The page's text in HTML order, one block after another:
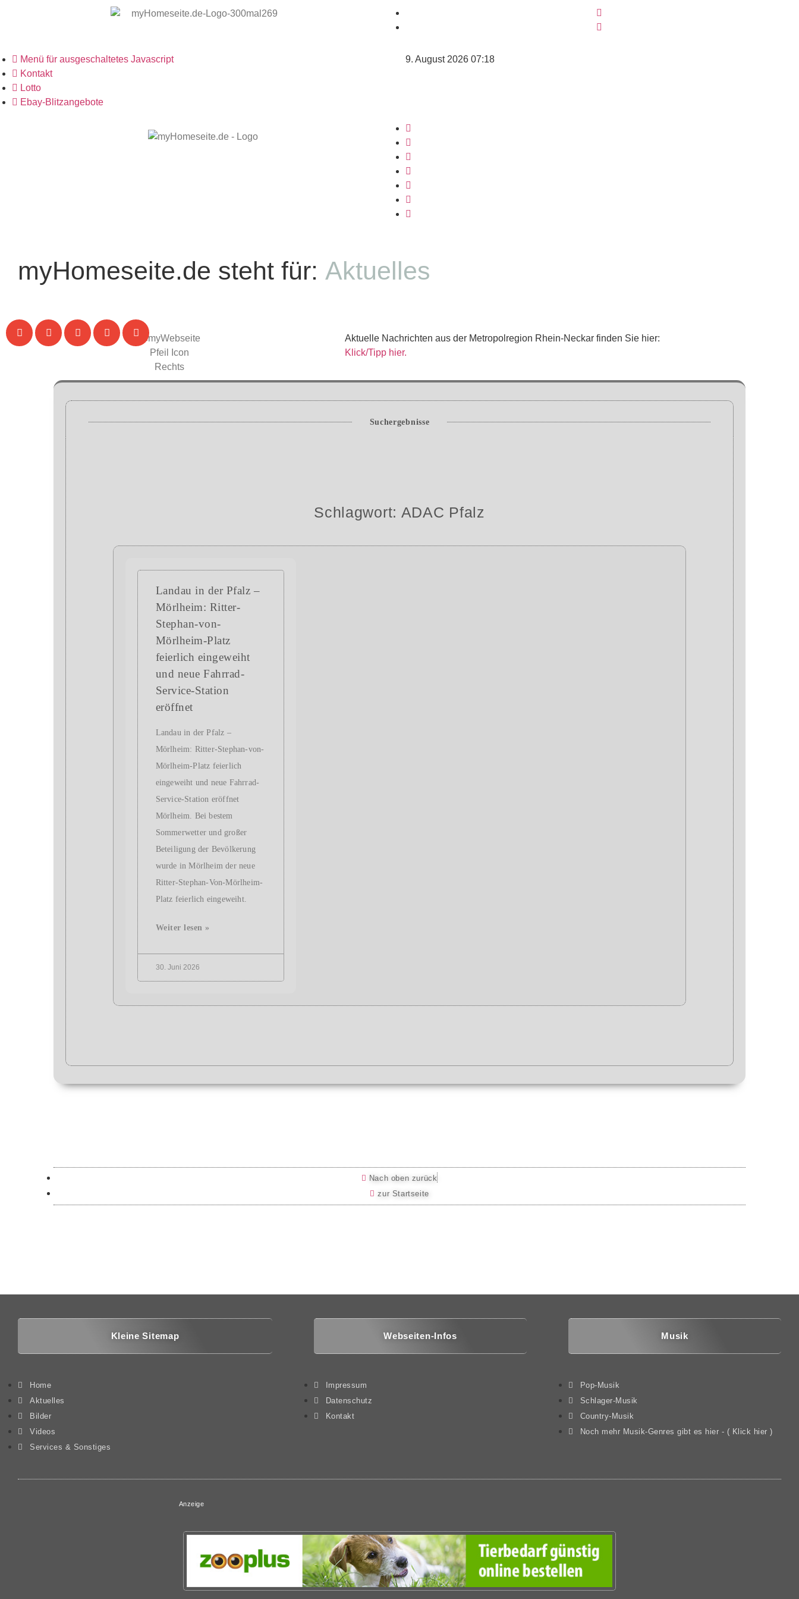
Menü für ausgeschaltetes Javascript
Kontakt
Lotto
Ebay-Blitzangebote
9. August 2026 07:18
myHomeseite.de steht für: Aktuelles
Aktuelle Nachrichten aus der Metropolregion Rhein-Neckar finden Sie hier:
Klick/Tipp hier.
Suchergebnisse
Schlagwort: ADAC Pfalz
Landau in der Pfalz –
Mörlheim: Ritter-
Stephan-von-
Mörlheim-Platz
feierlich eingeweiht
und neue Fahrrad-
Service-Station
eröffnet
Landau in der Pfalz –
Mörlheim: Ritter-Stephan-von-
Mörlheim-Platz feierlich
eingeweiht und neue Fahrrad-
Service-Station eröffnet
Mörlheim. Bei bestem
Sommerwetter und großer
Beteiligung der Bevölkerung
wurde in Mörlheim der neue
Ritter-Stephan-Von-Mörlheim-
Platz feierlich eingeweiht.
Weiter lesen »
30. Juni 2026
Nach oben zurück
zur Startseite
Kleine Sitemap
Home
Aktuelles
Bilder
Videos
Services & Sonstiges
Webseiten-Infos
Impressum
Datenschutz
Kontakt
Musik
Pop-Musik
Schlager-Musik
Country-Musik
Noch mehr Musik-Genres gibt es hier - ( Klick hier )
Anzeige